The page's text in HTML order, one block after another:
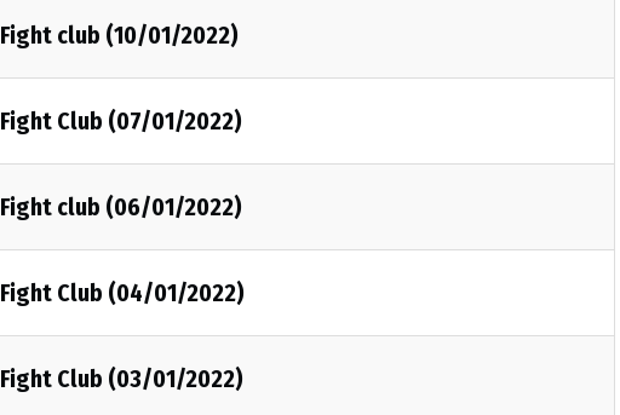
Fight club (10/01/2022)
Fight Club (07/01/2022)
Fight club (06/01/2022)
Fight Club (04/01/2022)
Fight Club (03/01/2022)